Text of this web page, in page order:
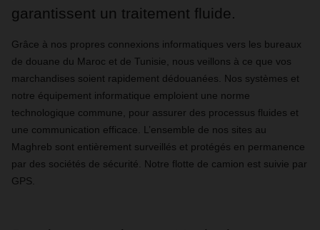
garantissent un traitement fluide.
Grâce à nos propres connexions informatiques vers les bureaux
de douane du Maroc et de Tunisie, nous veillons à ce que vos
marchandises soient rapidement dédouanées. Nos systèmes et
notre équipement informatique emploient une norme
technologique commune, pour assurer des processus fluides et
une communication efficace. L’ensemble de nos sites au
Maghreb sont entièrement surveillés et protégés en permanence
par des sociétés de sécurité. Notre flotte de camion est suivie par
GPS.